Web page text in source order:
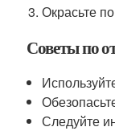
Окрасьте
Советы по
Следуйте